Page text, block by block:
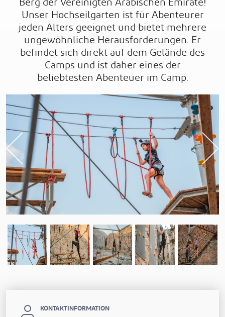
Unser Hochseilgarten ist für Abenteurer
jeden Alters geeignet und bietet mehrere
ungewöhnliche Herausforderungen. Er
befindet sich direkt auf dem Gelände des
Camps und ist daher eines der
beliebtesten Abenteuer im Camp.
Previous
KONTAKTINFORMATION